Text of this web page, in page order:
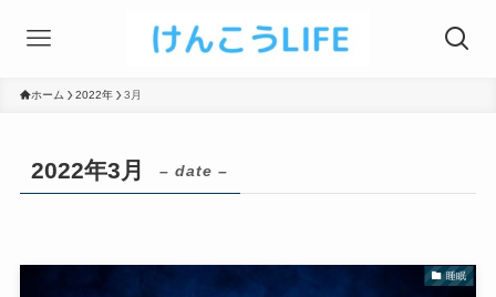
ホーム 2022年 3月
2022年3月 – date –
睡眠